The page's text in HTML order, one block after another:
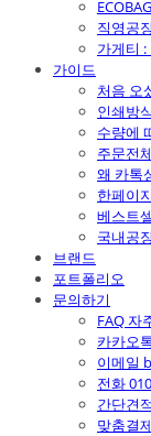
직영공
가게티
가이드
처음 오
인쇄방
수량에
주문전
왜 카톡
한페이
베스트
국내공
브랜드
포트폴리오
문의하기
FAQ 자
카카오
이메일
전화
간단견
맞춤결제